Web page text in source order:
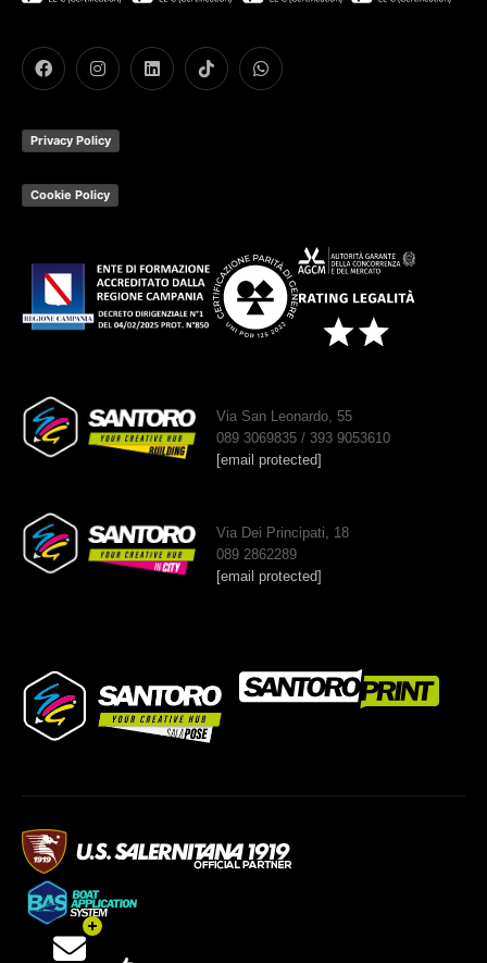
Privacy Policy
Cookie Policy
Via San Leonardo, 55
089 3069835 / 393 9053610
[email protected]
Via Dei Principati, 18
089 2862289
[email protected]